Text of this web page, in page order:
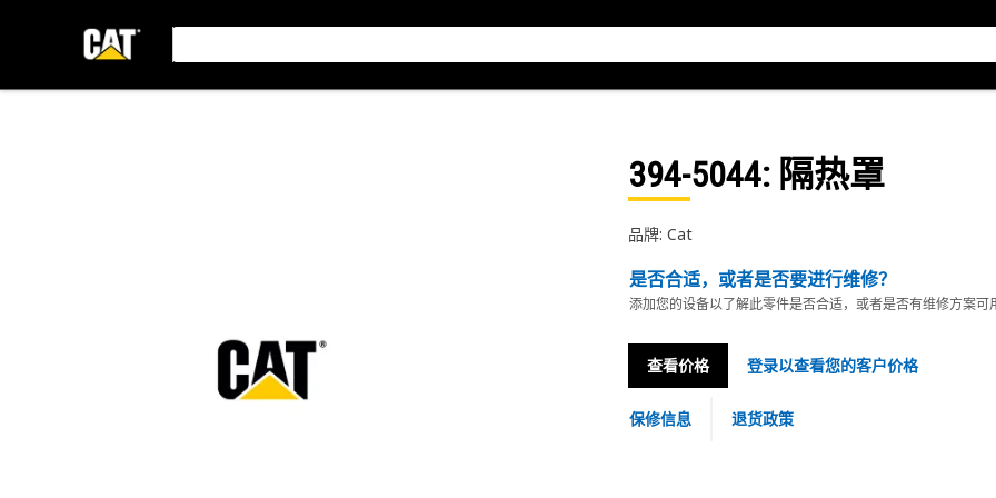
394-5044: 隔热罩
品牌: Cat
是否合适，或者是否要进行维修？
添加您的设备以了解此零件是否合适，或者是否有维修方案可
查看价格 登录以查看您的客户价格
保修信息 退货政策